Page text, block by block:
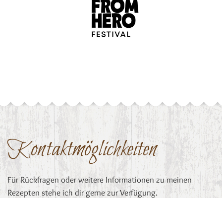
Kontaktmöglichkeiten
Für Rückfragen oder weitere Informationen zu meinen
Rezepten stehe ich dir gerne zur Verfügung.